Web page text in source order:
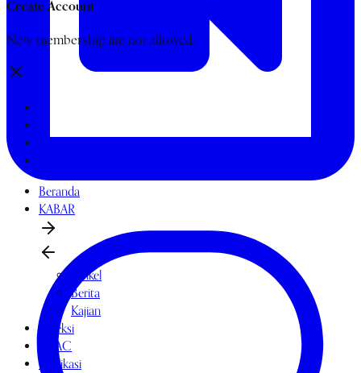
Create Account
New membership are not allowed.
Beranda
KABAR
Artikel
Berita
Kajian
Koleksi
OPAC
Publikasi